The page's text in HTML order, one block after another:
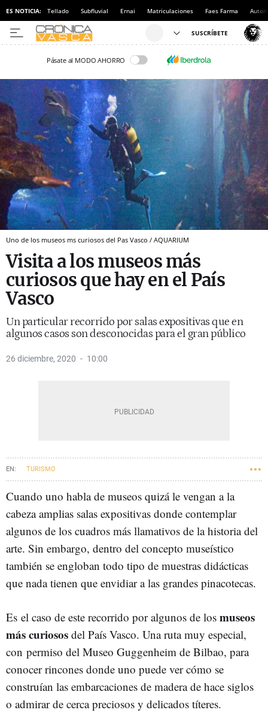
ES NOTICIA: Tellado Subfluvial Ernai Matriculaciones Faes Farma
Pásate al MODO AHORRO
Uno de los museos ms curiosos del Pas Vasco / AQUARIUM
Visita a los museos más
curiosos que hay en el País
Vasco
Un particular recorrido por salas expositivas que en
algunos casos son desconocidas para el gran público
26 diciembre, 2020 10:00
TURISMO
Cuando uno habla de museos quizá le vengan a la
cabeza amplias salas expositivas donde contemplar
algunos de los cuadros más llamativos de la historia del
arte. Sin embargo, dentro del concepto museístico
también se engloban todo tipo de muestras didácticas
que nada tienen que envidiar a las grandes pinacotecas.
Es el caso de este recorrido por algunos de los museos
más curiosos del País Vasco. Una ruta muy especial,
con permiso del Museo Guggenheim de Bilbao, para
conocer rincones donde uno puede ver cómo se
construían las embarcaciones de madera de hace siglos
o admirar de cerca preciosos y delicados títeres.